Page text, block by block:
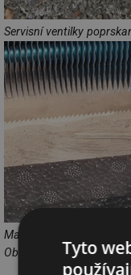
Servisní ventilky
Mastná vana od oleje
Obr. 5 Mastná místa od
Tyto